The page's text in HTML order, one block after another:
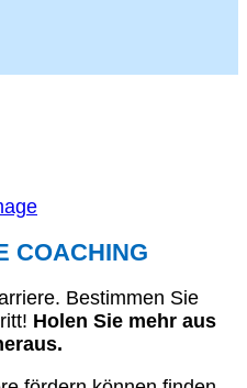
COACHING
Bestimmen Sie
Holen Sie mehr aus